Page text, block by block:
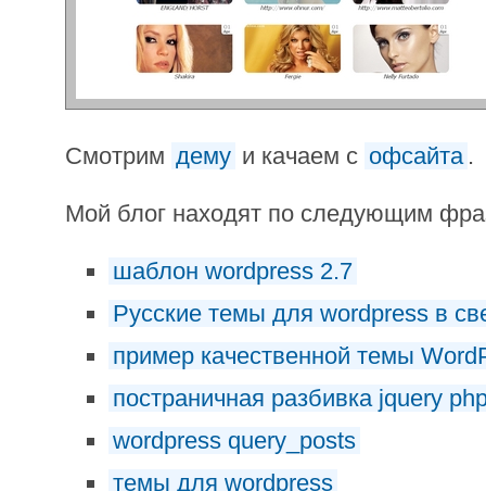
Смотрим дему и качаем с офсайта .
Мой блог находят по следующим
шаблон wordpress 2.7
Русские темы для wordpress в
пример качественной темы
постраничная разбивка jquery
wordpress query_posts
темы для wordpress